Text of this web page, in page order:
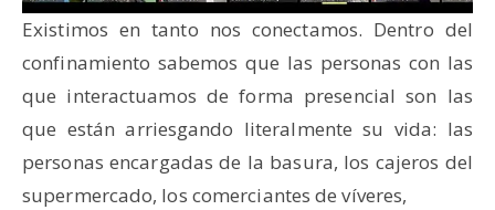
Existimos en tanto nos conectamos. Dentro del
confinamiento sabemos que las personas con las
que interactuamos de forma presencial son las
que están arriesgando literalmente su vida: las
personas encargadas de la basura, los cajeros del
supermercado, los comerciantes de víveres,